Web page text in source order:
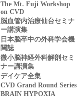
The Mt. Fuji Workshop
on CVD
脳血管内治療仙台セミナ
ー講演集
日本脳卒中の外科学会機
関誌
微小脳神経外科解剖セミ
ナー講演集
デイケア全集
CVD Grand Round Series
BRAIN HYPOXIA